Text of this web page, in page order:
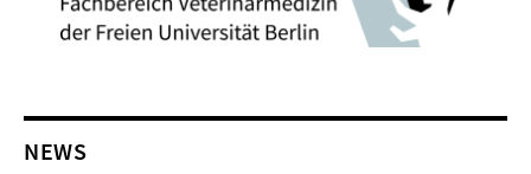
NEWS